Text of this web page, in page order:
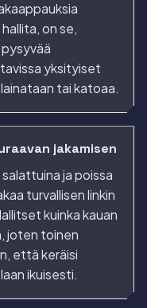
on se,
yksityiset
tai katoaa.
jakamisen
ja poissa
turvallisen linkin
kuinka kauan
joten toinen
että keräisi
ikuisesti.